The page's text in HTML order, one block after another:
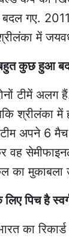
बदल गए.
में
कुछ हुआ
टीमें अलग
श्रीलंका में
अपने 6
वह
का मुकाबला
पिच है
का